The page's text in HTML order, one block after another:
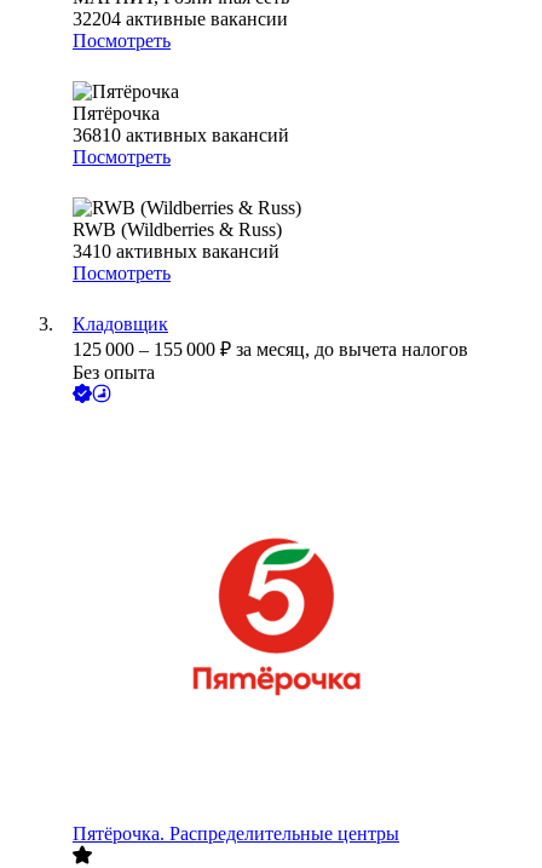
32204 активные вакансии
Посмотреть
Пятёрочка
36810 активных вакансий
Посмотреть
RWB (Wildberries & Russ)
3410 активных вакансий
Посмотреть
Кладовщик
125 000 – 155 000 ₽ за месяц, до вычета налогов
Без опыта
Пятёрочка. Распределительные центры